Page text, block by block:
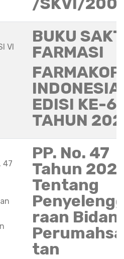
VI
BUKU
FARMASI
INDONESIA
EDISI KE-6
TAHUN
47
PP. No. 47
Tahun
Tentang
raan
tan